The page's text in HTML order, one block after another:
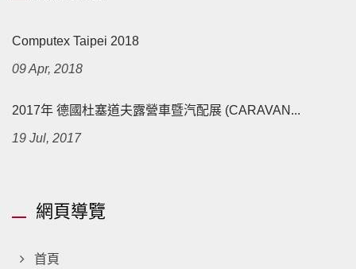
Computex Taipei 2018
09 Apr, 2018
2017年 德國杜塞道夫露營車暨汽配展 (CARAVAN...
19 Jul, 2017
網頁導覽
首頁